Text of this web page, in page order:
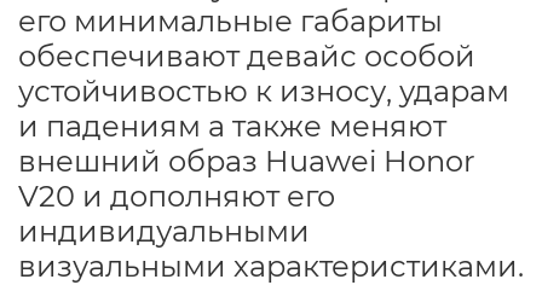
его минимальные габариты
обеспечивают девайс особой
устойчивостью к износу, ударам
и падениям а также меняют
внешний образ Huawei Honor
V20 и дополняют его
индивидуальными
визуальными характеристиками.